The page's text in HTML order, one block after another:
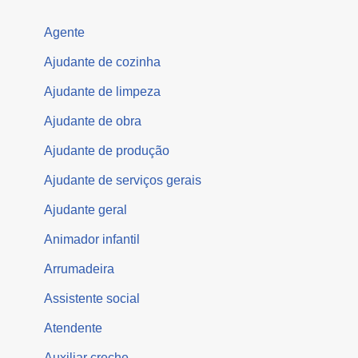
Agente
Ajudante de cozinha
Ajudante de limpeza
Ajudante de obra
Ajudante de produção
Ajudante de serviços gerais
Ajudante geral
Animador infantil
Arrumadeira
Assistente social
Atendente